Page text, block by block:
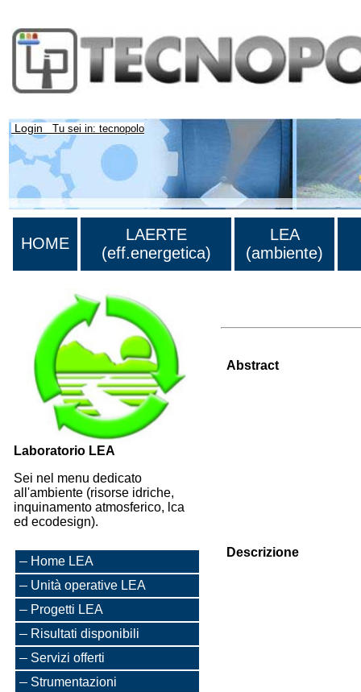
Login Tu sei in: tecnopolo
HOME
LAERTE
(eff.energetica)
LEA
(ambiente)
Laboratorio LEA
Sei nel menu dedicato
all'ambiente (risorse idriche,
inquinamento atmosferico, lca
ed ecodesign).
Home LEA
Unità operative LEA
Progetti LEA
Risultati disponibili
Servizi offerti
Strumentazioni
Abstract
Descrizione